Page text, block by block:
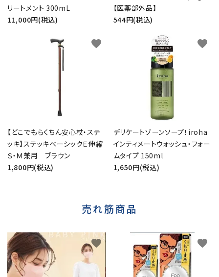
リートメント 300mL
11,000円(税込)
【医薬部外品】
544円(税込)
【どこでもらくちん安心杖・ステ
ッキ】ステッキベーシックＥ伸縮
Ｓ・Ｍ兼用 ブラウン
1,800円(税込)
favorite
デリケートゾーンソープ！iroha
インティメートウォッシュ・フォー
ムタイプ 150ml
1,650円(税込)
favorite
売れ筋商品
favorite favorite